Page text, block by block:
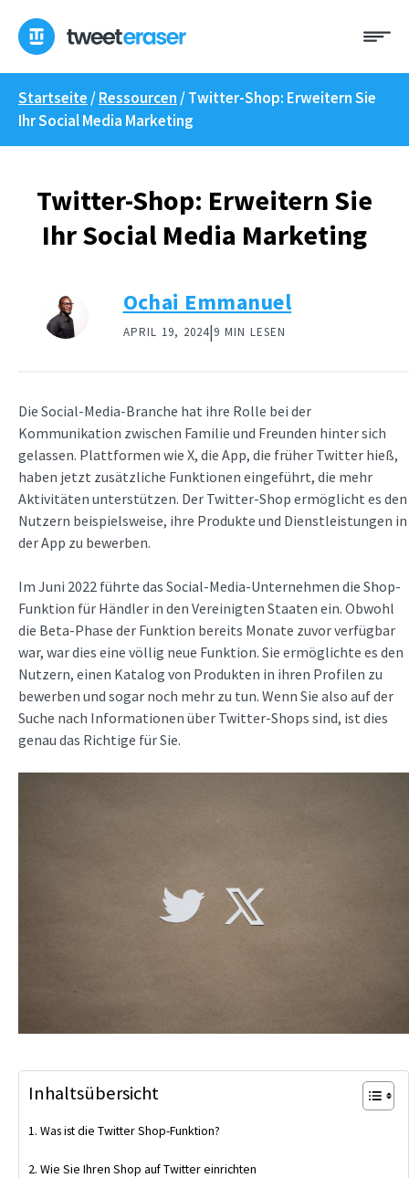
Inhalt
springen
Startseite /Ressourcen /Twitter-Shop: Erweitern Sie
Ihr Social Media Marketing
Twitter-Shop: Erweitern Sie
Ihr Social Media Marketing
Ochai Emmanuel
APRIL 19, 2024|9 MIN LESEN
Die Social-Media-Branche hat ihre Rolle bei der
Kommunikation zwischen Familie und Freunden hinter sich
gelassen. Plattformen wie X, die App, die früher Twitter hieß,
haben jetzt zusätzliche Funktionen eingeführt, die mehr
Aktivitäten unterstützen. Der Twitter-Shop ermöglicht es den
Nutzern beispielsweise, ihre Produkte und Dienstleistungen in
der App zu bewerben.
Im Juni 2022 führte das Social-Media-Unternehmen die Shop-
Funktion für Händler in den Vereinigten Staaten ein. Obwohl
die Beta-Phase der Funktion bereits Monate zuvor verfügbar
war, war dies eine völlig neue Funktion. Sie ermöglichte es den
Nutzern, einen Katalog von Produkten in ihren Profilen zu
bewerben und sogar noch mehr zu tun. Wenn Sie also auf der
Suche nach Informationen über Twitter-Shops sind, ist dies
genau das Richtige für Sie.
Inhaltsübersicht
Was ist die Twitter Shop-Funktion?
Wie Sie Ihren Shop auf Twitter einrichten